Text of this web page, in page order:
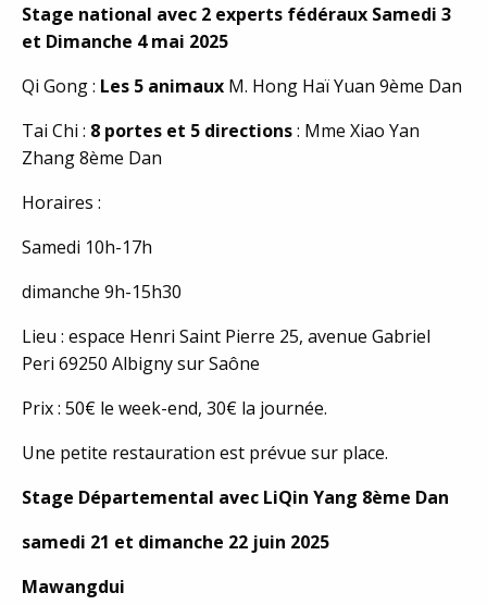
Stage national avec 2 experts fédéraux Samedi 3
et Dimanche 4 mai 2025
Qi Gong : Les 5 animaux M. Hong Haï Yuan 9ème Dan
Tai Chi : 8 portes et 5 directions: Mme Xiao Yan
Zhang 8ème Dan
Horaires :
Samedi 10h-17h
dimanche 9h-15h30
Lieu : espace Henri Saint Pierre 25, avenue Gabriel
Peri 69250 Albigny sur Saône
Prix : 50€ le week-end, 30€ la journée.
Une petite restauration est prévue sur place.
Stage Départemental avec LiQin Yang 8ème Dan
samedi 21 et dimanche 22 juin 2025
Mawangdui